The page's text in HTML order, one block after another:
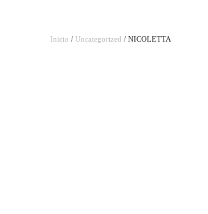
Inicio / Uncategorized / NICOLETTA